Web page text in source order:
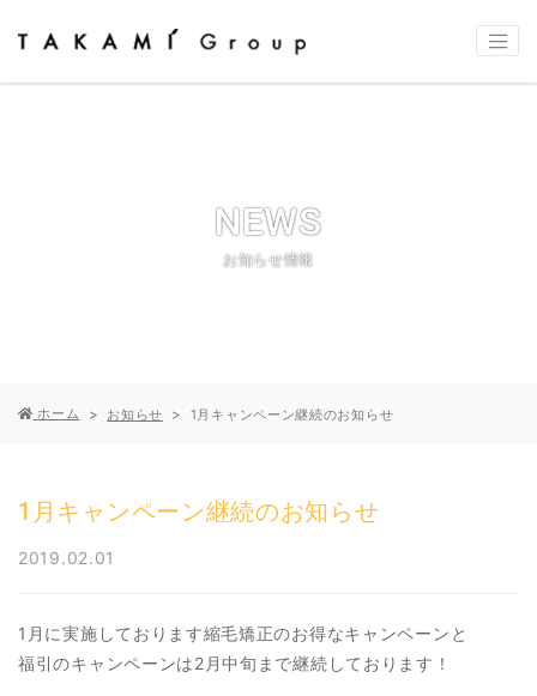
NEWS
お知らせ情報
ホーム お知らせ 1月キャンペーン継続のお知らせ
1月キャンペーン継続のお知らせ
2019.02.01
1月に実施しております縮毛矯正のお得なキャンペーンと
福引のキャンペーンは2月中旬まで継続しております！